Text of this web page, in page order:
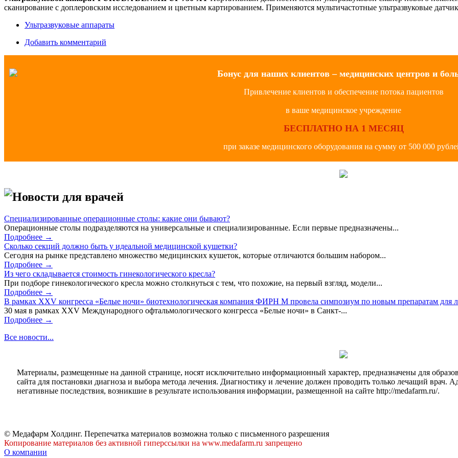
сканирование с доплеровским исследованием и цветным картированием. Применяются мультичастотные ультразвуковые
Ультразвуковые аппараты
Добавить комментарий
Бонус для наших клиентов – медицинских центров и
Привлечение клиентов и обеспечение потока пациентов
в ваше медицинское учреждение
БЕСПЛАТНО НА 1 МЕСЯЦ
при заказе медицинского оборудования на сумму от 500 000
Новости для врачей
Специализированные операционные столы: какие они бывают?
Операционные столы подразделяются на универсальные и специализированные. Если первые предназначены...
Подробнее →
Сколько секций должно быть у идеальной медицинской кушетки?
Сегодня на рынке представлено множество медицинских кушеток, которые отличаются большим набором...
Подробнее →
Из чего складывается стоимость гинекологического кресла?
При подборе гинекологического кресла можно столкнуться с тем, что похожие, на первый взгляд, модели...
Подробнее →
В рамках XXV конгресса «Белые ночи» биотехнологическая компания ФИРН М провела симпозиум по новым препаратам для
30 мая в рамках XXV Международного офтальмологического конгресса «Белые ночи» в Санкт-...
Подробнее →
Все новости...
Материалы, размещенные на данной странице, носят исключительно информационный характер, предназначены для
сайта для постановки диагноза и выбора метода лечения. Диагностику и лечение должен проводить только лечащий врач.
негативные последствия, возникшие в результате использования информации, размещенной на сайте http://medafarm.ru/.
© Медафарм Холдинг. Перепечатка материалов возможна только с письменного разрешения
Копирование материалов без активной гиперссылки на www.medafarm.ru запрещено
О компании